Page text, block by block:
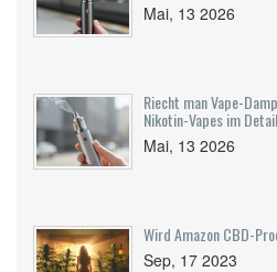
Mai, 13 2026
Riecht man Vape-
Nikotin-Vapes im Detail
Mai, 13 2026
Wird Amazon CBD-
Sep, 17 2023